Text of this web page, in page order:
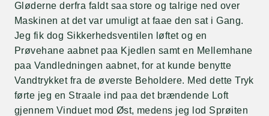
Gløderne derfra faldt saa store og talrige ned over
Maskinen at det var umuligt at faae den sat i Gang.
Jeg fik dog Sikkerhedsventilen løftet og en
Prøvehane aabnet paa Kjedlen samt en Mellemhane
paa Vandledningen aabnet, for at kunde benytte
Vandtrykket fra de øverste Beholdere. Med dette Tryk
førte jeg en Straale ind paa det brændende Loft
gjennem Vinduet mod Øst, medens jeg lod Sprøiten